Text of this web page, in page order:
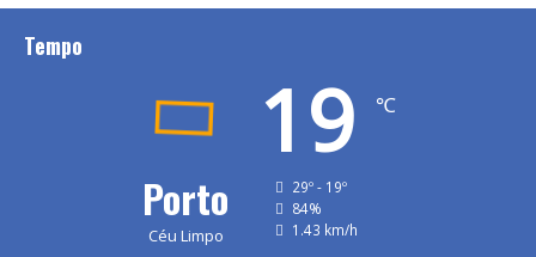
Tempo
Porto
Céu Limpo
19 ℃
29º - 19º
84%
1.43 km/h